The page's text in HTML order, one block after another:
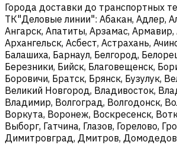
Города доставки до транспортных
ТК"Деловые линии": Абакан, Адлер,
Ангарск, Апатиты, Арзамас, Армавир,
Архангельск, Асбест, Астрахань,
Балашиха, Барнаул, Белгород,
Березники, Бийск, Благовещенск,
Боровичи, Братск, Брянск, Бузулук,
Великий Новгород, Владивосток,
Владимир, Волгоград, Волгодонск,
Воркута, Воронеж, Воскресенск,
Выборг, Гатчина, Глазов, Горелово,
Димитровград, Дмитров,